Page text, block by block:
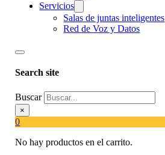
Servicios
Salas de juntas inteligentes
Red de Voz y Datos
Search site
Buscar
×
0
No hay productos en el carrito.